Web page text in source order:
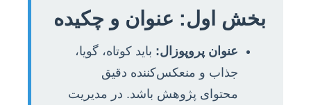
بخش اول: عنوان و چکیده
عنوان پروپوزال: باید کوتاه، گویا،
جذاب و منعکس‌کننده دقیق
محتوای پژوهش باشد. در مدیریت